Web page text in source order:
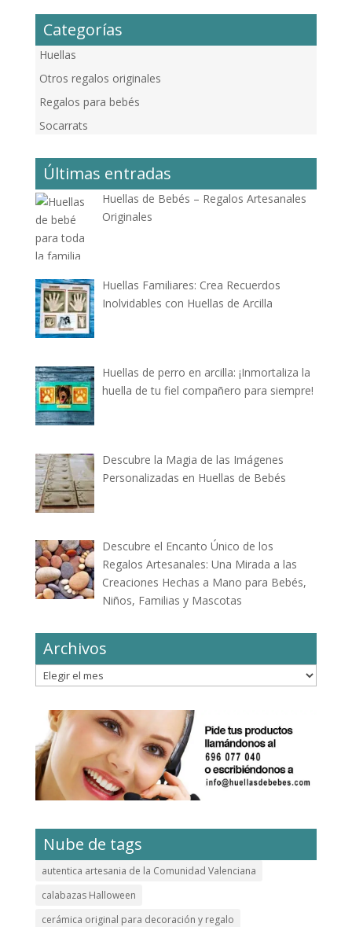
Categorías
Huellas
Otros regalos originales
Regalos para bebés
Socarrats
Últimas entradas
Huellas de Bebés – Regalos Artesanales
Originales
Huellas Familiares: Crea Recuerdos
Inolvidables con Huellas de Arcilla
Huellas de perro en arcilla: ¡Inmortaliza la
huella de tu fiel compañero para siempre!
Descubre la Magia de las Imágenes
Personalizadas en Huellas de Bebés
Descubre el Encanto Único de los
Regalos Artesanales: Una Mirada a las
Creaciones Hechas a Mano para Bebés,
Niños, Familias y Mascotas
Archivos
Archivos
Nube de tags
autentica artesania de la Comunidad Valenciana
calabazas Halloween
cerámica original para decoración y regalo